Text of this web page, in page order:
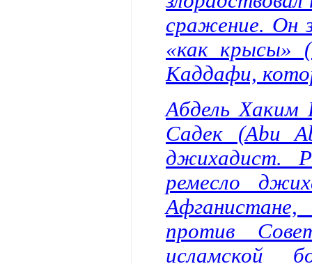
сражение. Он
«как крысы»
Каддафи,
Абдель Хаким
Садек (Abu
джихадист.
ремесло
против
исламской